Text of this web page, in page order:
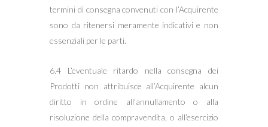
termini di consegna convenuti con l’Acquirente
sono da ritenersi meramente indicativi e non
essenziali per le parti.
6.4 L’eventuale ritardo nella consegna dei
Prodotti non attribuisce all’Acquirente alcun
diritto in ordine all’annullamento o alla
risoluzione della compravendita, o all’esercizio